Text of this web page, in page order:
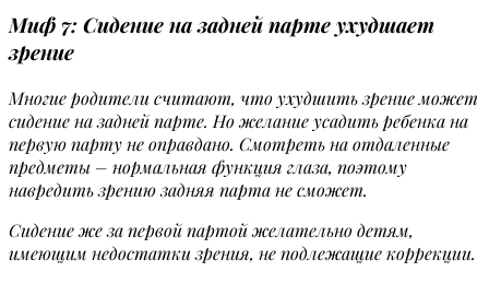
Миф 7: Сидение на задней парте ухудшает
зрение
Многие родители считают, что ухудшить зрение может
сидение на задней парте. Но желание усадить ребенка на
первую парту не оправдано. Смотреть на отдаленные
предметы – нормальная функция глаза, поэтому
навредить зрению задняя парта не сможет.
Сидение же за первой партой желательно детям,
имеющим недостатки зрения, не подлежащие коррекции.